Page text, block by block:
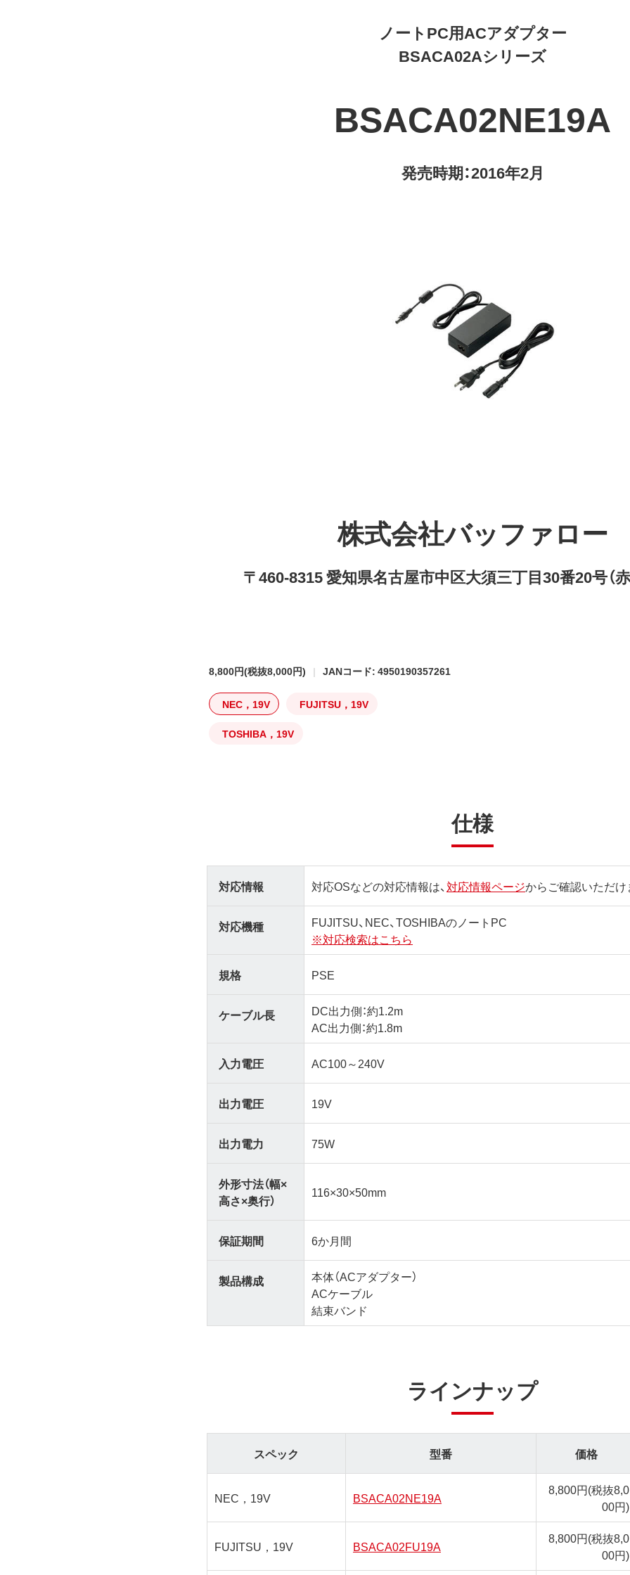
ノートPC用ACアダプター
BSACA02Aシリーズ
BSACA02NE19A
発売時期：2016年2月
株式会社バッファロー
〒460-8315 愛知県名古屋市中区大須三丁目30番20号（
8,800円(税抜8,000円) JANコード: 4950190357261
NEC，19V FUJITSU，19V
TOSHIBA，19V
仕様
対応情報 対応OSなどの対応情報は、対応情報ページからご確認いただけ
対応機種
FUJITSU、NEC、TOSHIBAのノートPC
※対応検索はこちら
規格 PSE
ケーブル長
DC出力側：約1.2m
AC出力側：約1.8m
入力電圧 AC100～240V
出力電圧 19V
出力電力 75W
外形寸法（幅×
高さ×奥行）
116×30×50mm
保証期間 6か月間
製品構成
本体（ACアダプター）
ACケーブル
結束バンド
ラインナップ
スペック 型番 価格
NEC，19V BSACA02NE19A 8,800円(税抜8,0
00円)
FUJITSU，19V BSACA02FU19A 8,800円(税抜8,0
00円)